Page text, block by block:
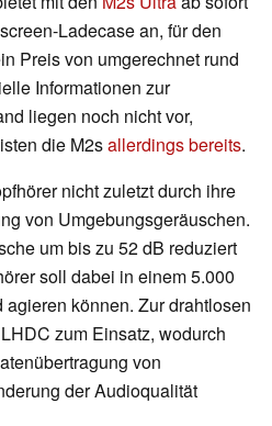
Ladecase an, für den
Preis von umgerechnet rund
Informationen zur
liegen noch nicht vor,
die M2sallerdings bereits.
nicht zuletzt durch ihre
von Umgebungsgeräuschen.
um bis zu 52 dB reduziert
soll dabei in einem 5.000
können. Zur drahtlosen
zum Einsatz, wodurch
von
der Audioqualität